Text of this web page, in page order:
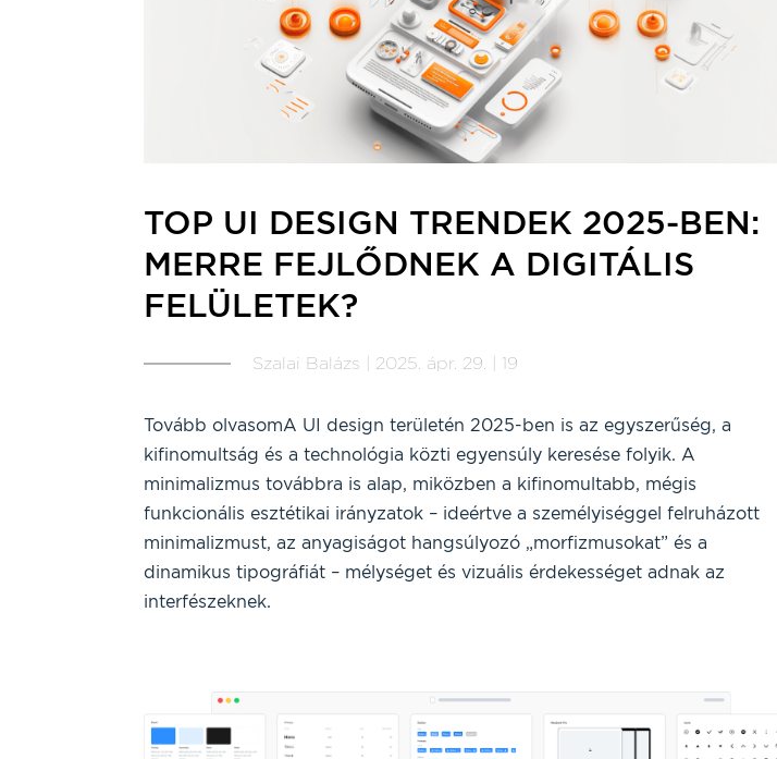
TOP UI DESIGN TRENDEK 2025-BEN:
MERRE FEJLŐDNEK A DIGITÁLIS
FELÜLETEK?
Szalai Balázs | 2025. ápr. 29. | 19
Tovább olvasomA UI design területén 2025-ben is az egyszerűség, a
kifinomultság és a technológia közti egyensúly keresése folyik. A
minimalizmus továbbra is alap, miközben a kifinomultabb, mégis
funkcionális esztétikai irányzatok – ideértve a személyiséggel felruházott
minimalizmust, az anyagiságot hangsúlyozó „morfizmusokat” és a
dinamikus tipográfiát – mélységet és vizuális érdekességet adnak az
interfészeknek.